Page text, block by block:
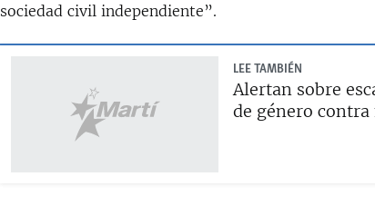
sociedad civil independiente”.
LEE TAMBIÉN
Alertan sobre
de género contra